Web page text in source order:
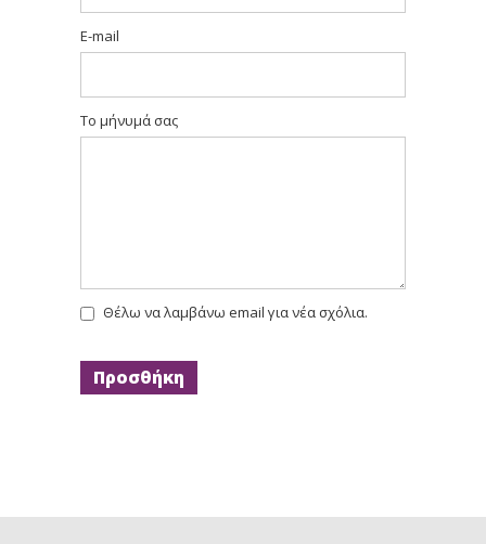
E-mail
Το μήνυμά σας
Θέλω να λαμβάνω email για νέα σχόλια.